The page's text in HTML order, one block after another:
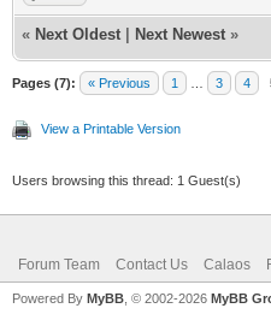
« Next Oldest Next Newest »
Pages (7): « Previous 1 3 4
View a Printable Version
Users browsing this thread: 1 Guest(s)
Forum Team Contact Us Calaos
Powered By MyBB , © 2002-2026 MyBB